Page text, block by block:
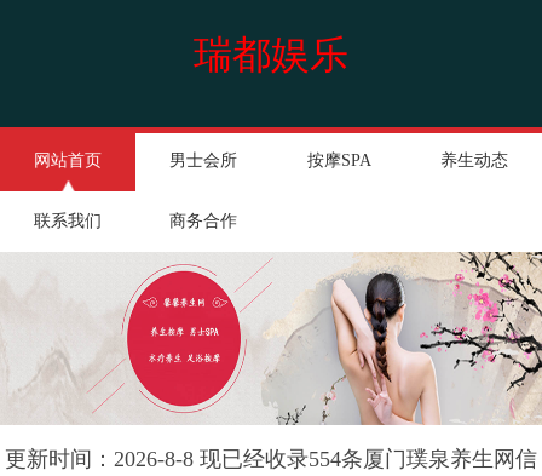
瑞都娱乐
网站首页 男士会所 按摩SPA 养生动态
联系我们 商务合作
更新时间：2026-8-8 现已经收录554条厦门璞泉养生网信